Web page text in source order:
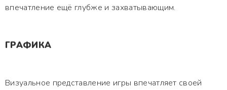
впечатление ещё глубже и захватывающим.
ГРАФИКА
Визуальное представление игры впечатляет своей